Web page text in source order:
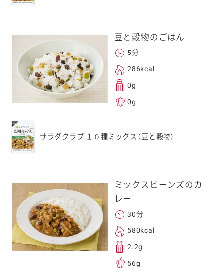
のメールアドレス
」を受信を許可
します。
レスは、本サービ
。当社はこの情報
ことはございませ
豆と穀物のごはん
5分
286kcal
0g
0g
サラダクラブ １０種ミックス（豆と穀物）
ミックスビーンズのカ
レー
30分
580kcal
2.2g
56g